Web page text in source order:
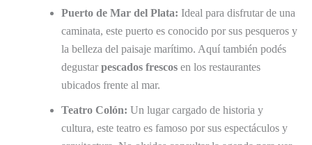
Puerto de Mar del Plata: Ideal para disfrutar de una
caminata, este puerto es conocido por sus pesqueros y
la belleza del paisaje marítimo. Aquí también podés
degustar pescados frescos en los restaurantes
ubicados frente al mar.
Teatro Colón: Un lugar cargado de historia y
cultura, este teatro es famoso por sus espectáculos y